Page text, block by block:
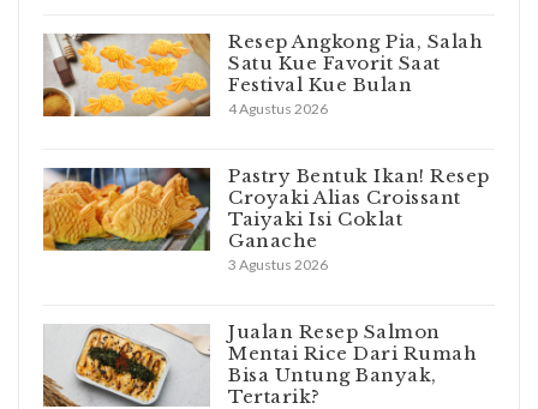
Resep Angkong Pia, Salah
Satu Kue Favorit Saat
Festival Kue Bulan
4 Agustus 2026
Pastry Bentuk Ikan! Resep
Croyaki Alias Croissant
Taiyaki Isi Coklat
Ganache
3 Agustus 2026
Jualan Resep Salmon
Mentai Rice Dari Rumah
Bisa Untung Banyak,
Tertarik?